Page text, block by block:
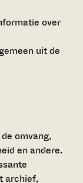
over
uit de
omvang,
en andere.
archief,